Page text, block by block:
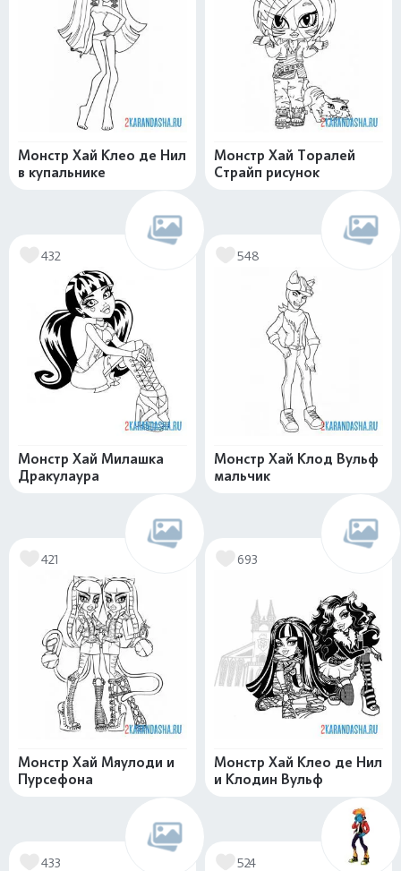
Монстр Хай Клео де Нил
в купальнике
Монстр Хай Торалей
Страйп рисунок
432
Монстр Хай Милашка
Дракулаура
548
Монстр Хай Клод Вульф
мальчик
421
Монстр Хай Мяулоди и
Пурсефона
693
Монстр Хай Клео де Нил
и Клодин Вульф
433 524